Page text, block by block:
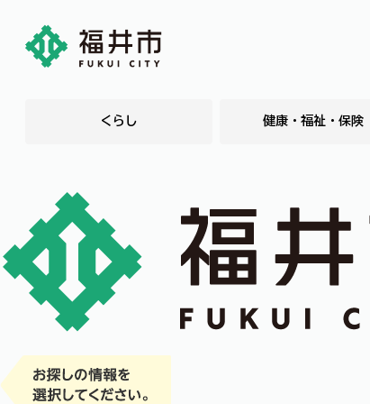
くらし 健康・福祉・保険